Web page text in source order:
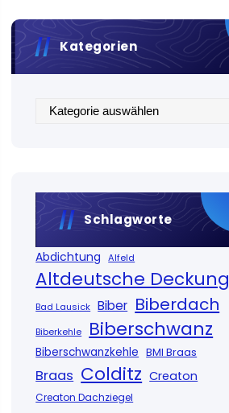
Kategorien
Kategorien
Schlagworte
Abdichtung Alfeld
Altdeutsche Deckung
Bad Lausick Biber Biberdach
Biberkehle Biberschwanz
Biberschwanzkehle BMI Braas
Braas Colditz Creaton
Creaton Dachziegel